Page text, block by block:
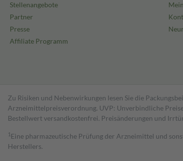
Stellenangebote
Partner
Presse
Affiliate Programm
Zu Risiken und Nebenwirkungen lesen Sie die
Arzneimittelpreisverordnung. UVP: Unverbindliche
Bestell­wert versand­kosten­frei. Preisänderungen und
1 Eine pharmazeutische Prüfung der Arzneimittel und
Herstellers.